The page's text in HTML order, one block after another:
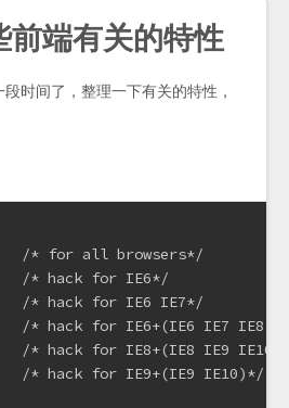
端有关的特性
时间了，整理一下有关的特性，
/* for all browsers*/
/* hack for IE6*/
/* hack for IE6 IE7*/
* hack for IE6+(IE6 IE7 IE8
/* hack for IE8+(IE8 IE9
/* hack for IE9+(IE9 IE10)*/